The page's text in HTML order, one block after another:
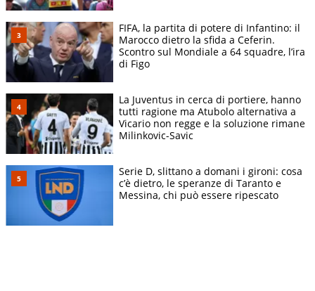
FIFA, la partita di potere di Infantino: il
Marocco dietro la sfida a Ceferin.
Scontro sul Mondiale a 64 squadre, l’ira
di Figo
La Juventus in cerca di portiere, hanno
tutti ragione ma Atubolo alternativa a
Vicario non regge e la soluzione rimane
Milinkovic-Savic
Serie D, slittano a domani i gironi: cosa
c’è dietro, le speranze di Taranto e
Messina, chi può essere ripescato